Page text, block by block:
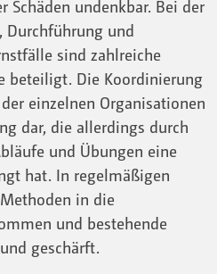
Schäden undenkbar. Bei der
Durchführung und
sind zahlreiche
beteiligt. Die Koordinierung
einzelnen Organisationen
dar, die allerdings durch
und Übungen eine
hat. In regelmäßigen
in die
und bestehende
geschärft.